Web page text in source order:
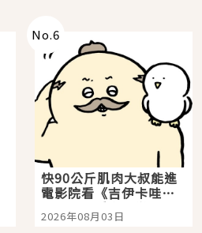
No.6
快90公斤肌肉大叔能進
電影院看《吉伊卡哇》
嗎？日本重金屬樂團
「打首」會長與nagano
2026年08月03日